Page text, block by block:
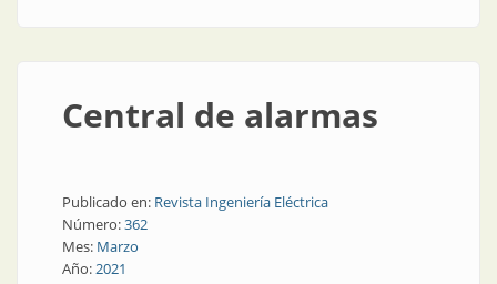
Central de alarmas
Publicado en: Revista Ingeniería Eléctrica
Número:362
Mes: Marzo
Año:2021